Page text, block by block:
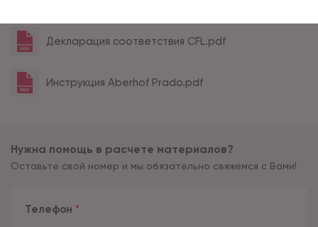
Декларация соответствия CFL.pdf
Инструкция Aberhof Prado.pdf
Нужна помощь в расчете материалов?
Оставьте свой номер и мы обязательно свяжемся с Вами!
Телефон *